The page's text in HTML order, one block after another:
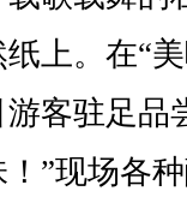
上。在“
客驻足品
”现场各